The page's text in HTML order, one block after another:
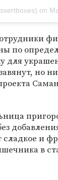
on
по
для
но
и
в